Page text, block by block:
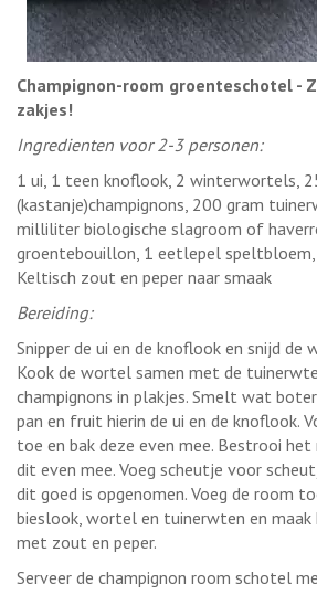
Champignon-room groenteschotel -
zakjes!
Ingredienten voor 2-3 personen:
1 ui, 1 teen knoflook, 2 winterwortels,
(kastanje)champignons, 200 gram
milliliter biologische slagroom of
groentebouillon, 1 eetlepel
Keltisch zout en peper naar smaak
Bereiding:
Snipper de ui en de knoflook en snijd de
Kook de wortel samen met de
champignons in plakjes. Smelt wat
pan en fruit hierin de ui en de knoflook.
toe en bak deze even mee. Bestrooi
dit even mee. Voeg scheutje voor
dit goed is opgenomen. Voeg de room
bieslook, wortel en tuinerwten en maak
met zout en peper.
Serveer de champignon room schotel